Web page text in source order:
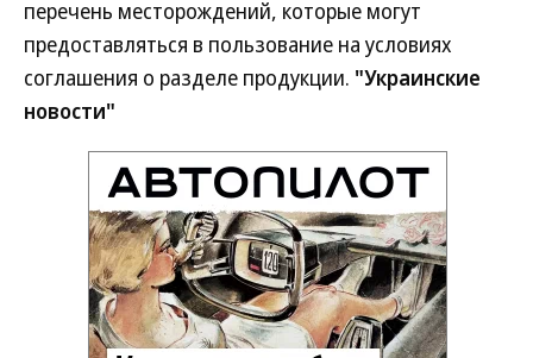
перечень месторождений, которые могут
предоставляться в пользование на условиях
соглашения о разделе продукции. "Украинские
новости"